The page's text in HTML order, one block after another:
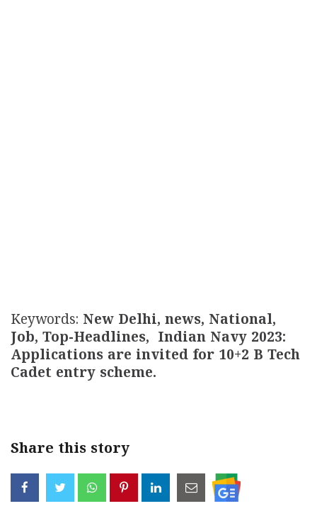
Keywords: New Delhi, news, National,
Job, Top-Headlines, Indian Navy 2023:
Applications are invited for 10+2 B Tech
Cadet entry scheme.
Share this story